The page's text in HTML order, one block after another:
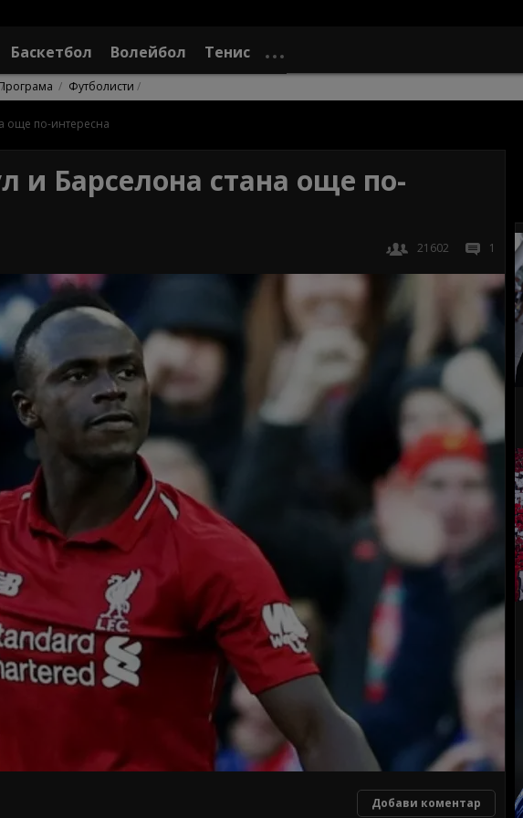
Баскетбол Волейбол Тенис
Футболисти
още по-интересна
и Барселона стана още по-
21602 1
Добави коментар